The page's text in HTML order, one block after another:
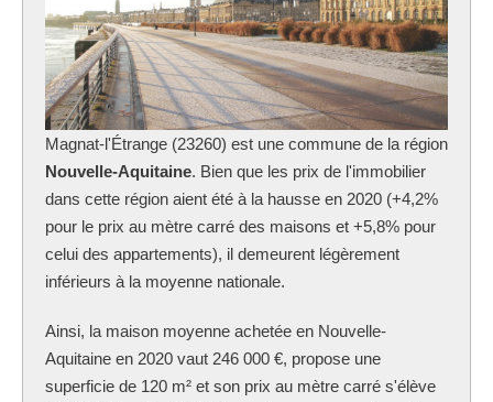
Magnat-l'Étrange (23260) est une commune de la région
Nouvelle-Aquitaine. Bien que les prix de l'immobilier
dans cette région aient été à la hausse en 2020 (+4,2%
pour le prix au mètre carré des maisons et +5,8% pour
celui des appartements), il demeurent légèrement
inférieurs à la moyenne nationale.
Ainsi, la maison moyenne achetée en Nouvelle-
Aquitaine en 2020 vaut 246 000 €, propose une
superficie de 120 m² et son prix au mètre carré s'élève